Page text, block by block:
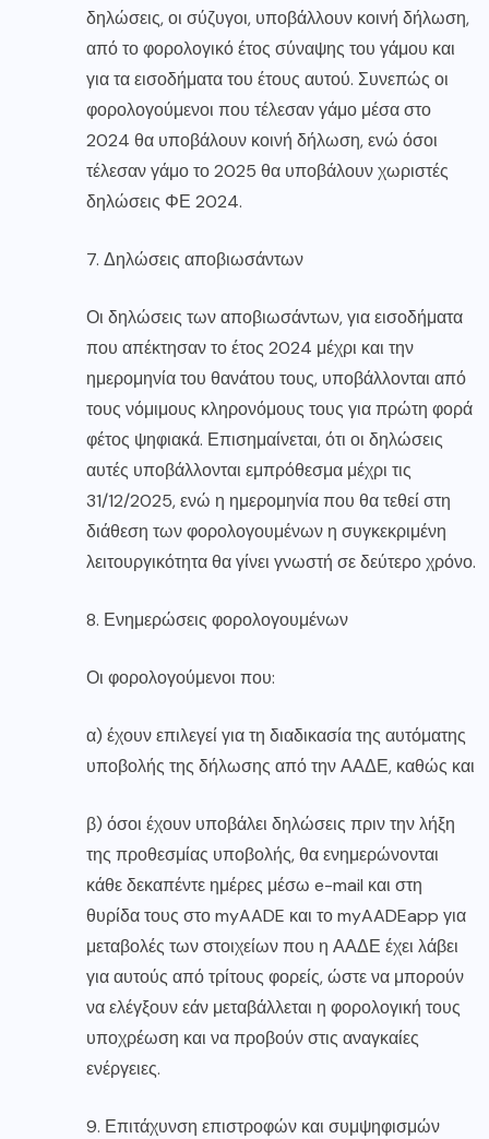
δηλώσεις, οι σύζυγοι, υποβάλλουν κοινή δήλωση,
από το φορολογικό έτος σύναψης του γάμου και
για τα εισοδήματα του έτους αυτού. Συνεπώς οι
φορολογούμενοι που τέλεσαν γάμο μέσα στο
2024 θα υποβάλουν κοινή δήλωση, ενώ όσοι
τέλεσαν γάμο το 2025 θα υποβάλουν χωριστές
δηλώσεις ΦΕ 2024.
7. Δηλώσεις αποβιωσάντων
Οι δηλώσεις των αποβιωσάντων, για εισοδήματα
που απέκτησαν το έτος 2024 μέχρι και την
ημερομηνία του θανάτου τους, υποβάλλονται από
τους νόμιμους κληρονόμους τους για πρώτη φορά
φέτος ψηφιακά. Επισημαίνεται, ότι οι δηλώσεις
αυτές υποβάλλονται εμπρόθεσμα μέχρι τις
31/12/2025, ενώ η ημερομηνία που θα τεθεί στη
διάθεση των φορολογουμένων η συγκεκριμένη
λειτουργικότητα θα γίνει γνωστή σε δεύτερο χρόνο.
8. Ενημερώσεις φορολογουμένων
Οι φορολογούμενοι που:
α) έχουν επιλεγεί για τη διαδικασία της αυτόματης
υποβολής της δήλωσης από την ΑΑΔΕ, καθώς και
β) όσοι έχουν υποβάλει δηλώσεις πριν την λήξη
της προθεσμίας υποβολής, θα ενημερώνονται
κάθε δεκαπέντε ημέρες μέσω e-mail και στη
θυρίδα τους στο myAADE και το myAADEapp για
μεταβολές των στοιχείων που η ΑΑΔΕ έχει λάβει
για αυτούς από τρίτους φορείς, ώστε να μπορούν
να ελέγξουν εάν μεταβάλλεται η φορολογική τους
υποχρέωση και να προβούν στις αναγκαίες
ενέργειες.
9. Επιτάχυνση επιστροφών και συμψηφισμών